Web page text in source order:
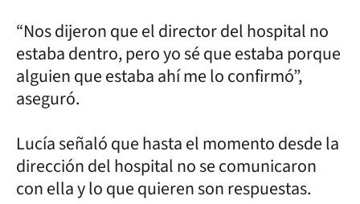
“Nos dijeron que el director del hospital no
estaba dentro, pero yo sé que estaba porque
alguien que estaba ahí me lo confirmó”,
aseguró.
Lucía señaló que hasta el momento desde la
dirección del hospital no se comunicaron
con ella y lo que quieren son respuestas.